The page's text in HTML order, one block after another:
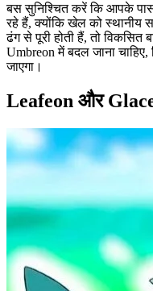
बस सुनिश्चित करें कि आपके
रहे हैं, क्योंकि खेल को स्थानीय
ढंग से पूरी होती हैं, तो विकसित
Umbreon में बदल जाना चाहिए,
जाएगा।
Leafeon और